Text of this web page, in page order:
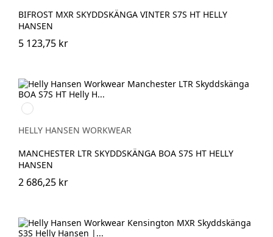
BIFROST MXR SKYDDSKÄNGA VINTER S7S HT HELLY
HANSEN
5 123,75 kr
999
BLACK/GREY
HELLY HANSEN WORKWEAR
MANCHESTER LTR SKYDDSKÄNGA BOA S7S HT HELLY
HANSEN
2 686,25 kr